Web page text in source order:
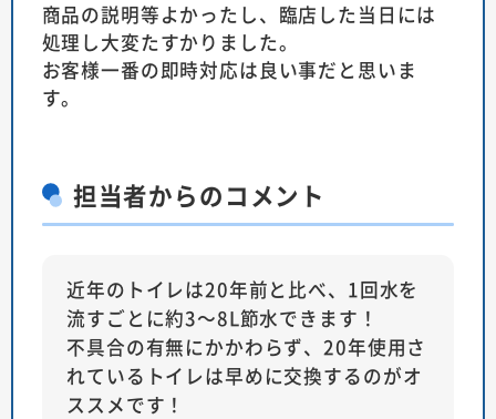
商品の説明等よかったし、臨店した当日には
処理し大変たすかりました。
お客様一番の即時対応は良い事だと思いま
す。
担当者からのコメント
近年のトイレは20年前と比べ、1回水を
流すごとに約3～8L節水できます！
不具合の有無にかかわらず、20年使用さ
れているトイレは早めに交換するのがオ
ススメです！